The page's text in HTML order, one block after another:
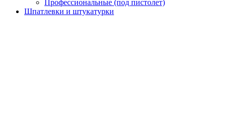
Профессиональные (под пистолет)
Шпатлевки и штукатурки